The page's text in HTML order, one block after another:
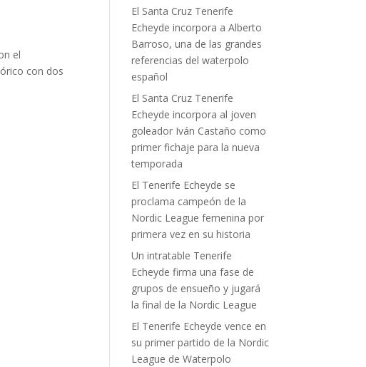
el
con dos
El Santa Cruz Tenerife
Echeyde incorpora a Alberto
Barroso, una de las grandes
referencias del waterpolo
español
El Santa Cruz Tenerife
Echeyde incorpora al joven
goleador Iván Castaño como
primer fichaje para la nueva
temporada
El Tenerife Echeyde se
proclama campeón de la
Nordic League femenina por
primera vez en su historia
Un intratable Tenerife
Echeyde firma una fase de
grupos de ensueño y jugará
la final de la Nordic League
El Tenerife Echeyde vence en
su primer partido de la Nordic
League de Waterpolo